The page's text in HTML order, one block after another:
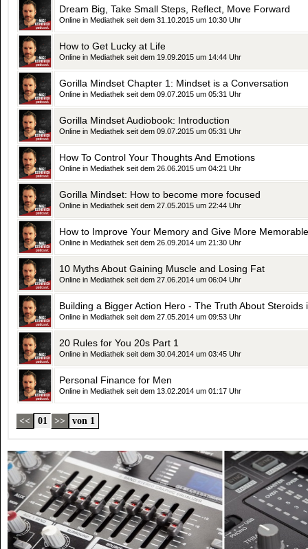
Dream Big, Take Small Steps, Reflect, Move Forward
Online in Mediathek seit dem 31.10.2015 um 10:30 Uhr
How to Get Lucky at Life
Online in Mediathek seit dem 19.09.2015 um 14:44 Uhr
Gorilla Mindset Chapter 1: Mindset is a Conversation
Online in Mediathek seit dem 09.07.2015 um 05:31 Uhr
Gorilla Mindset Audiobook: Introduction
Online in Mediathek seit dem 09.07.2015 um 05:31 Uhr
How To Control Your Thoughts And Emotions
Online in Mediathek seit dem 26.06.2015 um 04:21 Uhr
Gorilla Mindset: How to become more focused
Online in Mediathek seit dem 27.05.2015 um 22:44 Uhr
How to Improve Your Memory and Give More
Online in Mediathek seit dem 26.09.2014 um 21:30 Uhr
10 Myths About Gaining Muscle and Losing Fat
Online in Mediathek seit dem 27.06.2014 um 06:04 Uhr
Building a Bigger Action Hero - The Truth About Steroids
Online in Mediathek seit dem 27.05.2014 um 09:53 Uhr
20 Rules for You 20s Part 1
Online in Mediathek seit dem 30.04.2014 um 03:45 Uhr
Personal Finance for Men
Online in Mediathek seit dem 13.02.2014 um 01:17 Uhr
<< 01 >> von 1